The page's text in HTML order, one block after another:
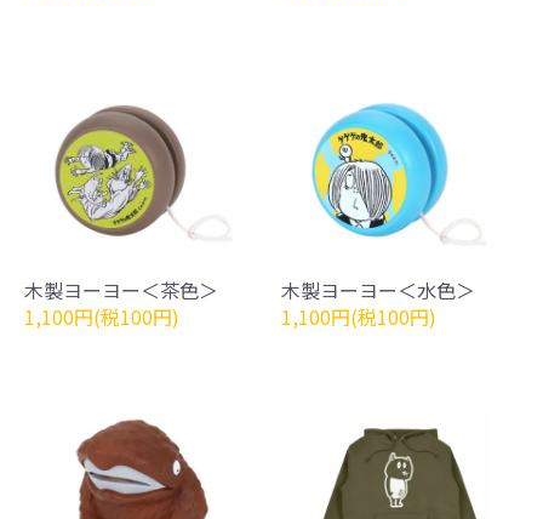
木製ヨーヨー＜茶色＞
1,100円(税100円)
木製ヨーヨー＜水色＞
1,100円(税100円)